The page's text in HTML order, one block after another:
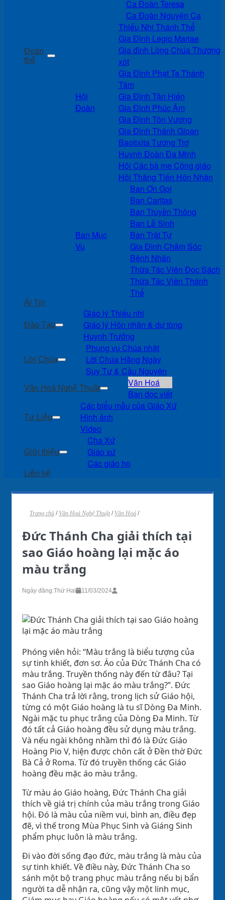
Đoàn
thể
Ca Đoàn Teresa
Ca Đoàn Nguyện Ca
Hội
Đoàn
Thiếu Nhi Thánh Thể
Gia Đình Legio Mariae
Gia đình Lòng Chúa Thương
xót
Gia Đình Phạt Tạ Thánh
Tâm
Gia Đình Tận Hiến
Gia Đình Phúc Âm
Gia Đình Tôn Vương
Gia Đình Thánh Gioan
Baotixita Tương Trợ
Huynh Đoàn Đa Minh
Hội Các bà mẹ Công giáo
Hội Thăng Tiến Hôn Nhân
Ban Mục
Vụ
Ban Ơn Gọi
Ban Caritas
Ban Truyền Thông
Ban Lễ Sinh
Ban Trật Tự
Gia Đình Chăm Sóc
Bệnh Nhân
Thừa Tác Viên Đọc Sách
Thừa Tác Viên Thánh
Thể
Ái Tín
Đào Tạo
Giáo lý Thiếu nhi
Giáo lý Hôn nhân & dự tòng
Huynh Trưởng
Lời Chúa
Phụng vụ Chúa nhật
Lời Chúa Hằng Ngày
Suy Tư & Cầu Nguyện
Văn Hoá Nghệ Thuật
Văn Hoá
Bạn đọc viết
Tư Liệu
Các biểu mẫu của Giáo Xứ
Hình ảnh
Video
Giới thiệu
Cha Xứ
Giáo xứ
Các giáo họ
Liên hệ
Trang chủ / Văn Hoá Nghệ Thuật/ Văn Hoá /
Đức Thánh Cha giải thích tại
sao Giáo hoàng lại mặc áo
màu trắng
Ngày đăng:Thứ Hai 11/03/2024
Phóng viên hỏi: “Màu trắng là biểu tượng của
sự tinh khiết, đơn sơ. Áo của Đức Thánh Cha có
màu trắng. Truyền thống này đến từ đâu? Tại
sao Giáo hoàng lại mặc áo màu trắng?”. Đức
Thánh Cha trả lời rằng, trong lịch sử Giáo hội,
từng có một Giáo hoàng là tu sĩ Dòng Đa Minh.
Ngài mặc tu phục trắng của Dòng Đa Minh. Từ
đó tất cả Giáo hoàng đều sử dụng màu trắng.
Và nếu ngài không nhầm thì đó là Đức Giáo
Hoàng Pio V, hiện được chôn cất ở Đền thờ Đức
Bà Cả ở Roma. Từ đó truyền thống các Giáo
hoàng đều mặc áo màu trắng.
Từ màu áo Giáo hoàng, Đức Thánh Cha giải
thích về giá trị chính của màu trắng trong Giáo
hội. Đó là màu của niềm vui, bình an, điều đẹp
đẽ, vì thế trong Mùa Phục Sinh và Giáng Sinh
phẩm phục luôn là màu trắng.
Đi vào đời sống đạo đức, màu trắng là màu của
sự tinh khiết. Về điều này, Đức Thánh Cha so
sánh một bộ trang phục màu trắng nếu bị bẩn
người ta dễ nhận ra, cũng vậy một linh mục,